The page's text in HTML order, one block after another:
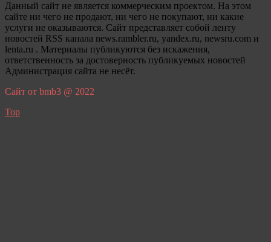
Данный сайт не является коммерческим проектом. На этом
сайте ни чего не продают, ни чего не покупают, ни какие
услуги не оказываются. Сайт представляет собой ленту
новостей RSS канала news.rambler.ru, yandex.ru, newsru.com и
lenta.ru . Материалы публикуются без искажения,
ответственность за достоверность публикуемых новостей
Администрация сайта не несёт.
Сайт от bmb3 @ 2022
Top